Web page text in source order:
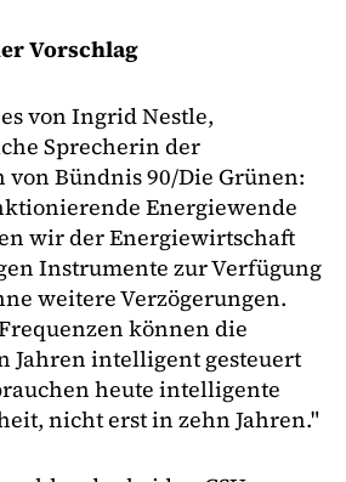
Vorschlag
von Ingrid Nestle,
Sprecherin der
Bündnis 90/Die Grünen:
Energiewende
wir der Energiewirtschaft
Instrumente zur Verfügung
weitere Verzögerungen.
können die
Jahren intelligent gesteuert
heute intelligente
nicht erst in zehn Jahren."